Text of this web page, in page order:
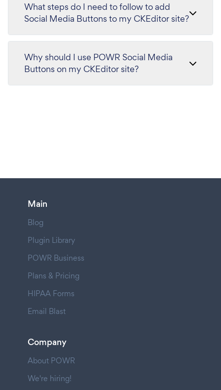
What steps do I need to follow to add
Social Media Buttons to my CKEditor site?
Why should I use POWR Social Media
Buttons on my CKEditor site?
Main
Blog
Plugin Library
POWR Business
Plans & Pricing
HIPAA Forms
Email Blast
Company
About POWR
We're hiring!